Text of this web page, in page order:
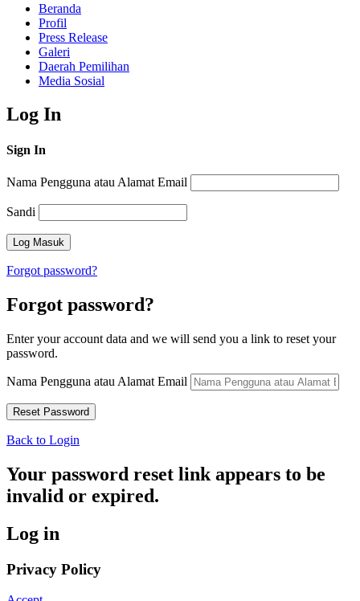
Beranda
Profil
Press Release
Galeri
Daerah Pemilihan
Media Sosial
Log In
Sign In
Nama Pengguna atau Alamat Email
Sandi
Forgot password?
Forgot password?
Enter your account data and we will send you a link to reset your
password.
Nama Pengguna atau Alamat Email
Back to Login
Your password reset link appears to be
invalid or expired.
Log in
Privacy Policy